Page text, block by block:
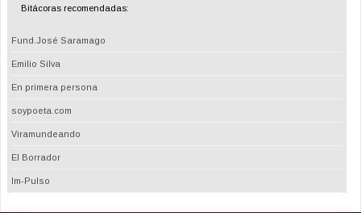
Bitácoras recomendadas:
Fund.José Saramago
Emilio Silva
En primera persona
soypoeta.com
Viramundeando
El Borrador
Im-Pulso